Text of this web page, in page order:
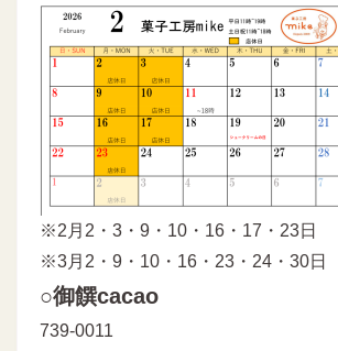
※2月2・3・9・10・16・17・23日
※3月2・9・10・16・23・24・30日
○御饌cacao
739-0011